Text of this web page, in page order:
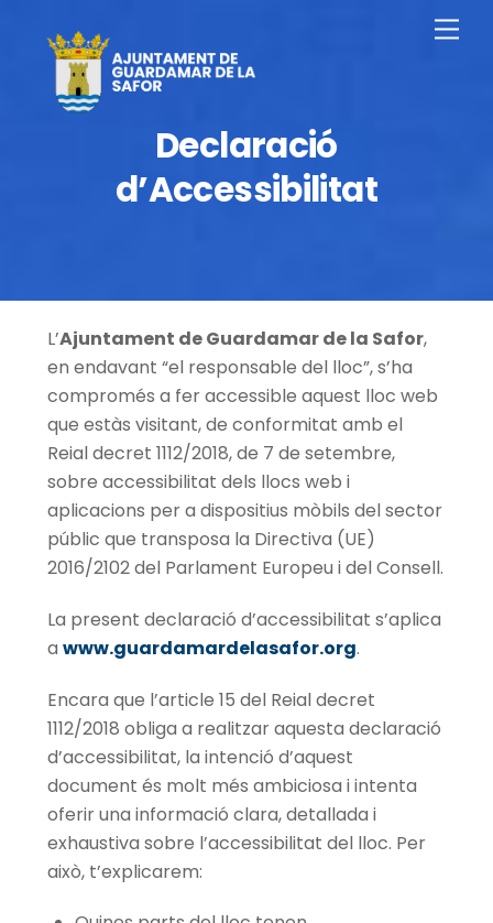
contingut
Declaració
d’Accessibilitat
L’Ajuntament de Guardamar de la Safor,
en endavant “el responsable del lloc”, s’ha
compromés a fer accessible aquest lloc web
que estàs visitant, de conformitat amb el
Reial decret 1112/2018, de 7 de setembre,
sobre accessibilitat dels llocs web i
aplicacions per a dispositius mòbils del sector
públic que transposa la Directiva (UE)
2016/2102 del Parlament Europeu i del Consell.
La present declaració d’accessibilitat s’aplica
a www.guardamardelasafor.org.
Encara que l’article 15 del Reial decret
1112/2018 obliga a realitzar aquesta declaració
d’accessibilitat, la intenció d’aquest
document és molt més ambiciosa i intenta
oferir una informació clara, detallada i
exhaustiva sobre l’accessibilitat del lloc. Per
això, t’explicarem: